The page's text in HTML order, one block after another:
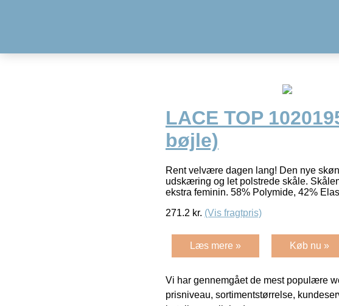
LACE TOP
bøjle)
Rent velvære dagen lang! Den nye
udskæring og let polstrede skåle.
ekstra feminin. 58% Polymide, 42% Elas
271.2 kr. (Vis fragtpris)
Læs mere » Køb nu »
Vi har gennemgået de mest populære
prisniveau, sortimentstørrelse,